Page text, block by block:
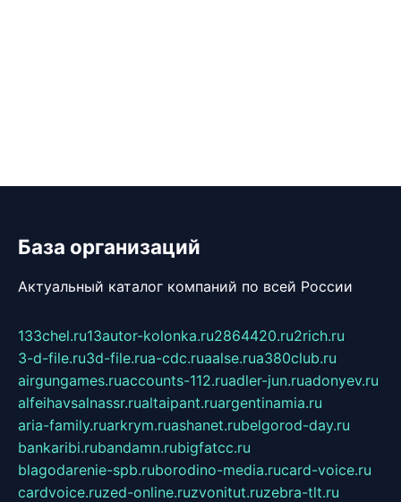
База организаций
Актуальный каталог компаний по всей России
133chel.ru13autor-kolonka.ru2864420.ru2rich.ru
3-d-file.ru3d-file.rua-cdc.ruaalse.rua380club.ru
airgungames.ruaccounts-112.ruadler-jun.ruadonyev.ru
alfeihavsalnassr.rualtaipant.ruargentinamia.ru
aria-family.ruarkrym.ruashanet.rubelgorod-day.ru
bankaribi.rubandamn.rubigfatcc.ru
blagodarenie-spb.ruborodino-media.rucard-voice.ru
cardvoice.ruzed-online.ruzvonitut.ruzebra-tlt.ru